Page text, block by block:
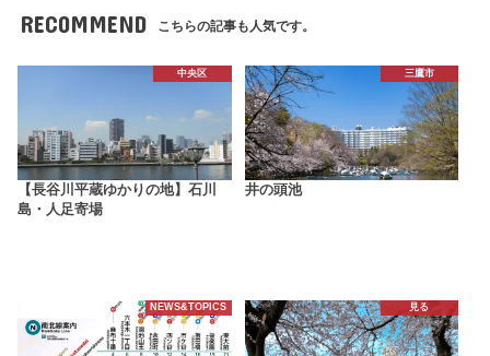
RECOMMEND こちらの記事も人気です。
中央区
【長谷川平蔵ゆかりの地】石川
島・人足寄場
三鷹市
井の頭池
NEWS&TOPICS 見る